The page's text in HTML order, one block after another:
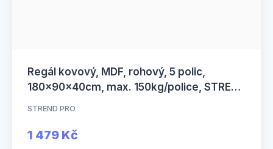
Regál kovový, MDF, rohový, 5 polic,
180x90x40cm, max. 150kg/police, STREND
STREND PRO
1 479 Kč